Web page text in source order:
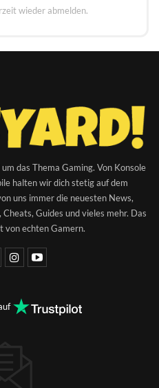
wieder abmelden.
das Thema Gaming. Von Konsole
halten wir dich stetig auf dem
uns immer die neuesten News,
Guides und vieles mehr. Das
von echten Gamern.